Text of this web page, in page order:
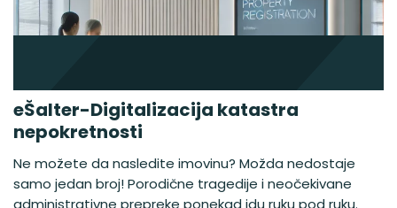
eŠalter-Digitalizacija katastra
nepokretnosti
Ne možete da nasledite imovinu? Možda nedostaje
samo jedan broj! Porodične tragedije i neočekivane
administrativne prepreke ponekad idu ruku pod ruku.